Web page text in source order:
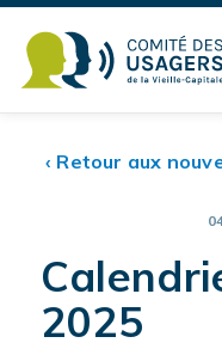
‹ Retour aux
2025